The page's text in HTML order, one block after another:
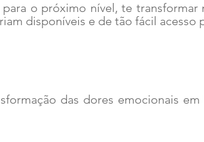
o próximo nível, te transformar
disponíveis e de tão fácil acesso
das dores emocionais